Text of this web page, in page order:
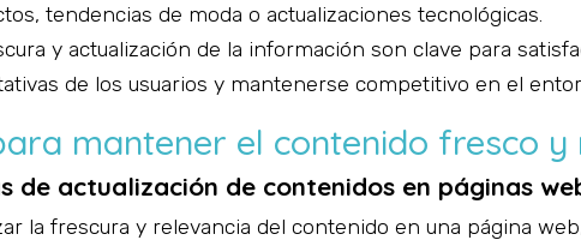
tendencias de moda o actualizaciones tecnológicas.
y actualización de la información son clave para
de los usuarios y mantenerse competitivo en el
mantener el contenido fresco y
de actualización de contenidos en páginas
la frescura y relevancia del contenido en una página
vamos a darle alas a